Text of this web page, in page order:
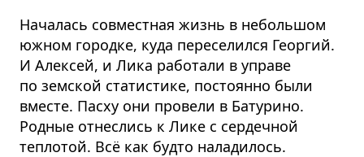
Началась совместная жизнь в небольшом
южном городке, куда переселился Георгий.
И Алексей, и Лика работали в управе
по земской статистике, постоянно были
вместе. Пасху они провели в Батурино.
Родные отнеслись к Лике с сердечной
теплотой. Всё как будто наладилось.